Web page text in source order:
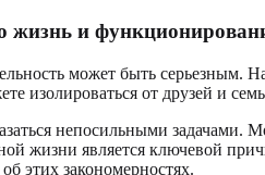
жизнь и
может быть серьезным.
изолироваться от друзей и
непосильными
жизни является ключевой
этих закономерностях.